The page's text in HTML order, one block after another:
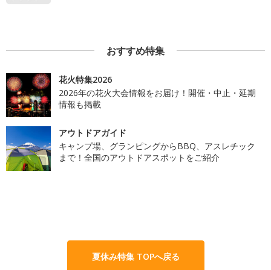
おすすめ特集
花火特集2026
2026年の花火大会情報をお届け！開催・中止・延期
情報も掲載
アウトドアガイド
キャンプ場、グランピングからBBQ、アスレチック
まで！全国のアウトドアスポットをご紹介
夏休み特集 TOPへ戻る